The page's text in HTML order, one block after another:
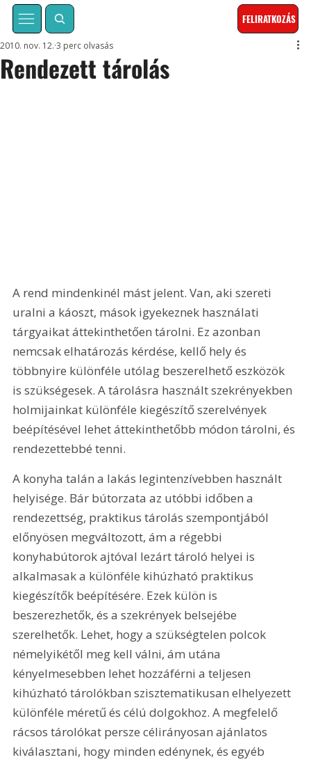
FELIRATKOZÁS
Rendezett tárolás
2010. nov. 12. 3 perc olvasás
A rend mindenkinél mást jelent. Van, aki szereti
uralni a káoszt, mások igyekeznek használati
tárgyaikat áttekinthetően tárolni. Ez azonban
nemcsak elhatározás kérdése, kellő hely és
többnyire különféle utólag beszerelhető eszközök
is szükségesek. A tárolásra használt szekrényekben
holmijainkat különféle kiegészítő szerelvények
beépítésével lehet áttekinthetőbb módon tárolni, és
rendezettebbé tenni.
A konyha talán a lakás legintenzívebben használt
helyisége. Bár bútorzata az utóbbi időben a
rendezettség, praktikus tárolás szempontjából
előnyösen megváltozott, ám a régebbi
konyhabútorok ajtóval lezárt tároló helyei is
alkalmasak a különféle kihúzható praktikus
kiegészítők beépítésére. Ezek külön is
beszerezhetők, és a szekrények belsejébe
szerelhetők. Lehet, hogy a szükségtelen polcok
némelyikétől meg kell válni, ám utána
kényelmesebben lehet hozzáférni a teljesen
kihúzható tárolókban szisztematikusan elhelyezett
különféle méretű és célú dolgokhoz. A megfelelő
rácsos tárolókat persze célirányosan ajánlatos
kiválasztani, hogy minden edénynek, és egyéb